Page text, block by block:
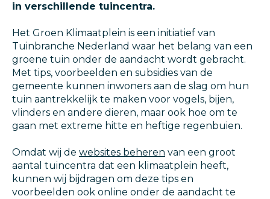
in verschillende tuincentra.
Het Groen Klimaatplein is een initiatief van
Tuinbranche Nederland waar het belang van een
groene tuin onder de aandacht wordt gebracht.
Met tips, voorbeelden en subsidies van de
gemeente kunnen inwoners aan de slag om hun
tuin aantrekkelijk te maken voor vogels, bijen,
vlinders en andere dieren, maar ook hoe om te
gaan met extreme hitte en heftige regenbuien.
Omdat wij de websites beheren van een groot
aantal tuincentra dat een klimaatplein heeft,
kunnen wij bijdragen om deze tips en
voorbeelden ook online onder de aandacht te